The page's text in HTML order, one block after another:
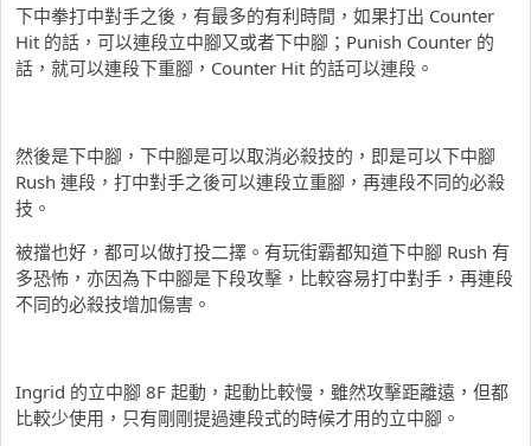
下中拳打中對手之後，有最多的有利時間，如果打出 Counter
Hit 的話，可以連段立中腳又或者下中腳；Punish Counter 的
話，就可以連段下重腳，Counter Hit 的話可以連段。
然後是下中腳，下中腳是可以取消必殺技的，即是可以下中腳
Rush 連段，打中對手之後可以連段立重腳，再連段不同的必殺
技。
被擋也好，都可以做打投二擇。有玩街霸都知道下中腳 Rush 有
多恐怖，亦因為下中腳是下段攻擊，比較容易打中對手，再連段
不同的必殺技增加傷害。
Ingrid 的立中腳 8F 起動，起動比較慢，雖然攻擊距離遠，但都
比較少使用，只有剛剛提過連段式的時候才用的立中腳。